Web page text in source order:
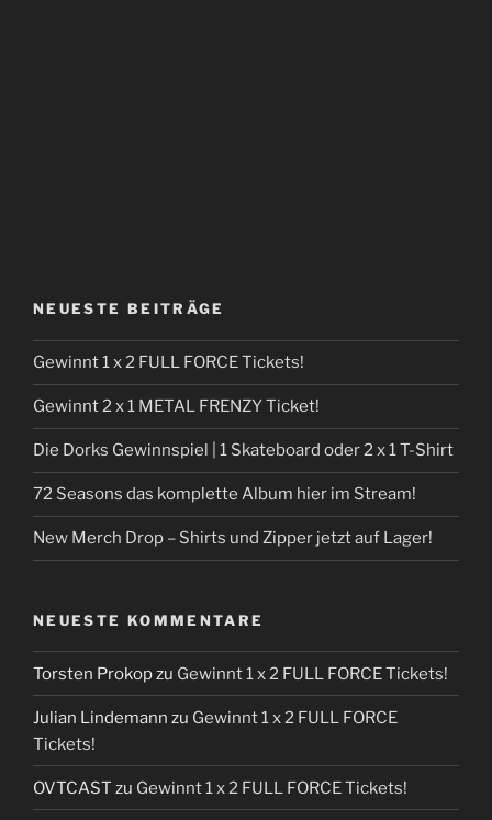
NEUESTE BEITRÄGE
Gewinnt 1 x 2 FULL FORCE Tickets!
Gewinnt 2 x 1 METAL FRENZY Ticket!
Die Dorks Gewinnspiel | 1 Skateboard oder 2 x 1 T-Shirt
72 Seasons das komplette Album hier im Stream!
New Merch Drop – Shirts und Zipper jetzt auf Lager!
NEUESTE KOMMENTARE
Torsten Prokopzu Gewinnt 1 x 2 FULL FORCE Tickets!
Julian Lindemann zu Gewinnt 1 x 2 FULL FORCE
Tickets!
OVTCAST zu Gewinnt 1 x 2 FULL FORCE Tickets!